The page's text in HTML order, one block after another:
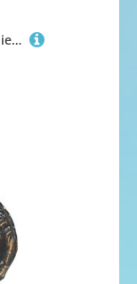
Doiyislem Aufzieh-Skelett Spielzeug,Gehendes Kinder Streichspielzeug Mit Uhrwerk | Deko Anhänger für Schreibtisch Stressabbau Geburtstag Party Halloween Spaß Veranstaltungen